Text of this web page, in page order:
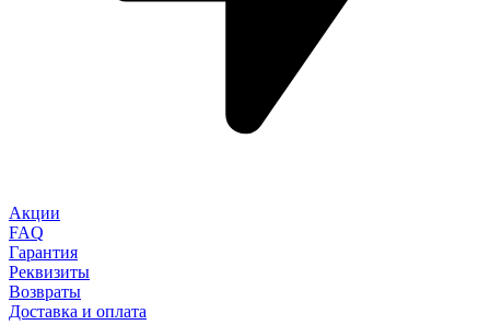
Акции
FAQ
Гарантия
Реквизиты
Возвраты
Доставка и оплата